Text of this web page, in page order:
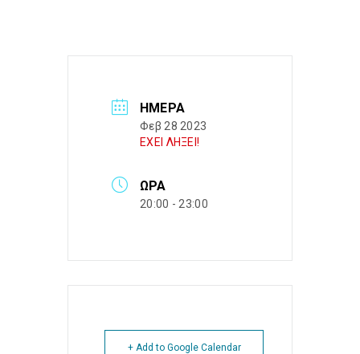
ΗΜΈΡΑ
Φεβ 28 2023
ΕΧΕΙ ΛΗΞΕΙ!
ΏΡΑ
20:00 - 23:00
+ Add to Google Calendar